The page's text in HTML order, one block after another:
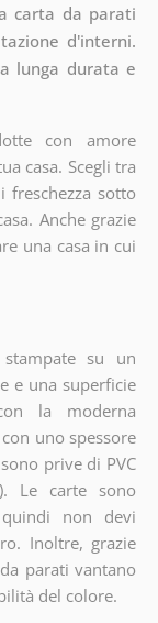
carta da parati
d'interni.
lunga durata e
con amore
casa. Scegli tra
sotto
Anche grazie
una casa in cui
su un
e una superficie
la moderna
uno spessore
prive di PVC
Le carte sono
non devi
Inoltre, grazie
parati vantano
del colore.